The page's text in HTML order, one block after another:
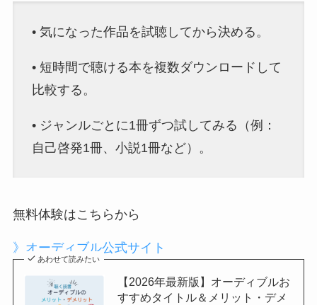
• 気になった作品を試聴してから決める。
• 短時間で聴ける本を複数ダウンロードして
比較する。
• ジャンルごとに1冊ずつ試してみる（例：
自己啓発1冊、小説1冊など）。
無料体験はこちらから
》オーディブル公式サイト
あわせて読みたい
【2026年最新版】オーディブルお
すすめタイトル＆メリット・デメ